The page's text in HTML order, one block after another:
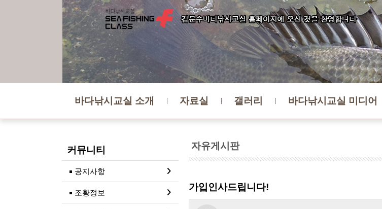
바다낚시교실 소개 자료실 갤러리 바다낚시교실 미디어
자유게시판
커뮤니티
공지사항
조황정보
가입인사드립니다!